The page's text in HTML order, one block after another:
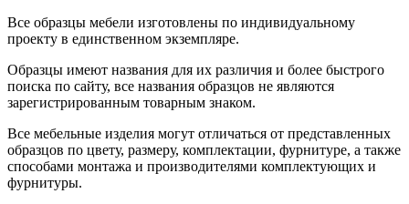
Все образцы мебели изготовлены по индивидуальному
проекту в единственном экземпляре.
Образцы имеют названия для их различия и более быстрого
поиска по сайту, все названия образцов не являются
зарегистрированным товарным знаком.
Все мебельные изделия могут отличаться от представленных
образцов по цвету, размеру, комплектации, фурнитуре, а также
способами монтажа и производителями комплектующих и
фурнитуры.